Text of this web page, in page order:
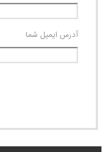
آدرس ايميل شما